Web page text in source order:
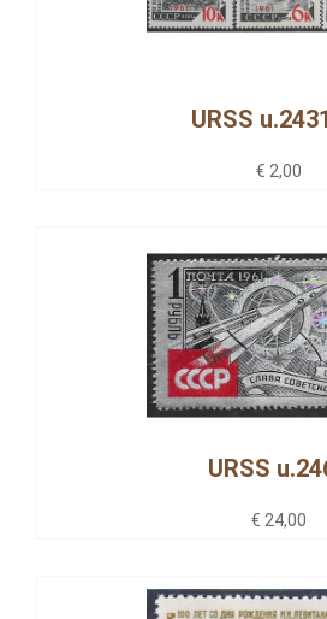
URSS
€ 2,00
URSS
€ 24,00